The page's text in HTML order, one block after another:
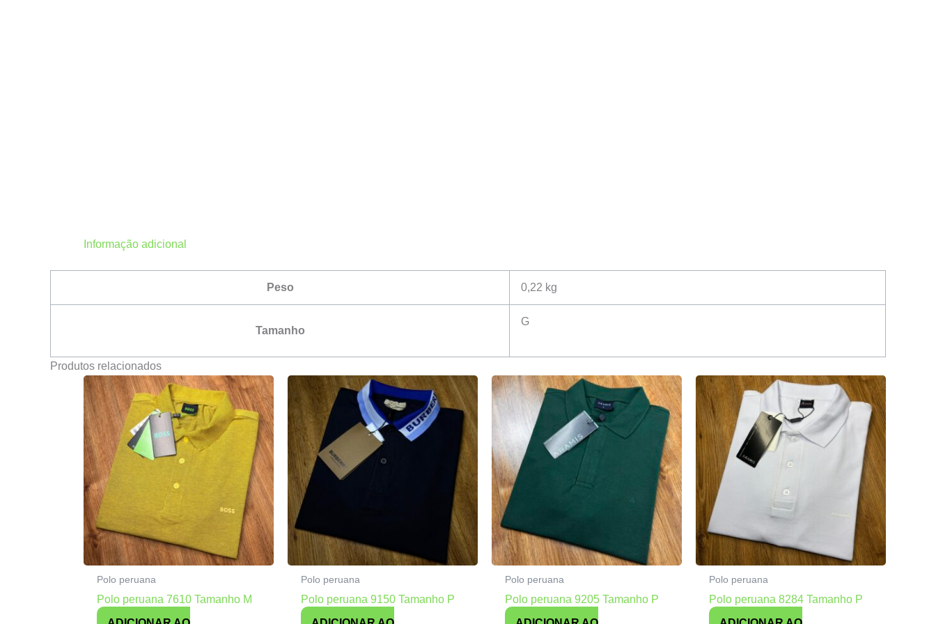
Informação adicional
Peso 0,22 kg
Tamanho
G
Produtos relacionados
Polo peruana
Polo peruana 7610 Tamanho M
Polo peruana
Polo peruana 9150 Tamanho P
Polo peruana
Polo peruana 9205 Tamanho P
Polo peruana
Polo peruana 8284 Tamanho P